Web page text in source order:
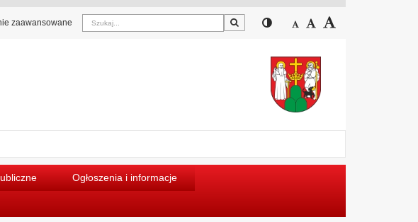
zaawansowane Szukaj Przełącz pomiędzy
Zmniejsz czcionkę
Domyślny rozmiar
Ogłoszenia i informacje